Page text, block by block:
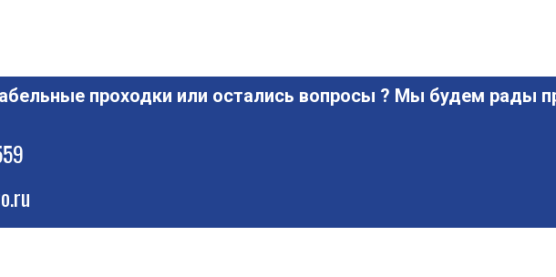
проходки или остались вопросы ? Мы будем рады